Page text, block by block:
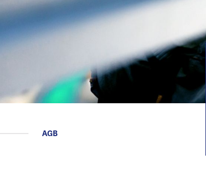
AGB
Bewegungsfugenprofile
aus Aluminium
EinstatzbereichTeppichbeläge,